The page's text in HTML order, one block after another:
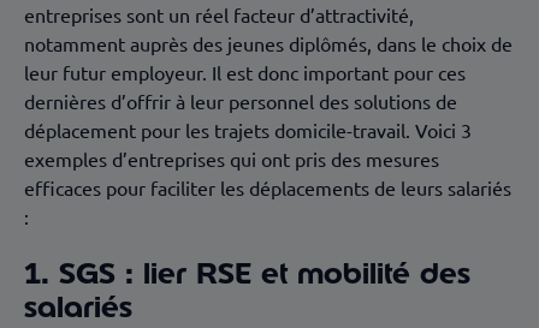
entreprises sont un réel facteur d’attractivité,
notamment auprès des jeunes diplômés, dans le choix de
leur futur employeur. Il est donc important pour ces
dernières d’offrir à leur personnel des solutions de
déplacement pour les trajets domicile-travail. Voici 3
exemples d’entreprises qui ont pris des mesures
efficaces pour faciliter les déplacements de leurs salariés
:
1. SGS : lier RSE et mobilité des
salariés